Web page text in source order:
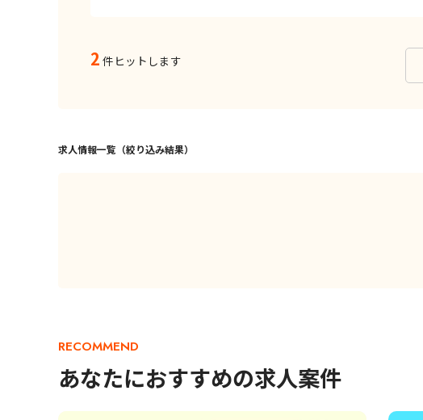
2 件ヒットします
求人情報一覧（絞り込み結果）
RECOMMEND
あなたにおすすめの求人案件